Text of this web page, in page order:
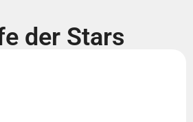
der Stars